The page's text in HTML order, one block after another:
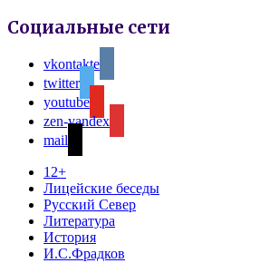
Социальные сети
vkontakte
twitter
youtube
zen-yandex
mail
12+
Лицейские беседы
Русский Север
Литература
История
И.С.Фрадков